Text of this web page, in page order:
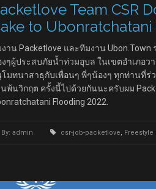
Team CSR
to Ubonratchatani
าน Packetlove และทีมงาน
ๆผู้ประสบภัยน้ำท่วมอุบล ในเขตอำเภอว
โมทนาสาธุกับเพื่อนๆ พี่ๆน้องๆ ทุกท่านที่ร่
พ้นวิกฤต ครั้งนี้ไปด้วยกันนะครับผม
Flooding 2022.
By: admin csr-job-packetlove, Freestyle